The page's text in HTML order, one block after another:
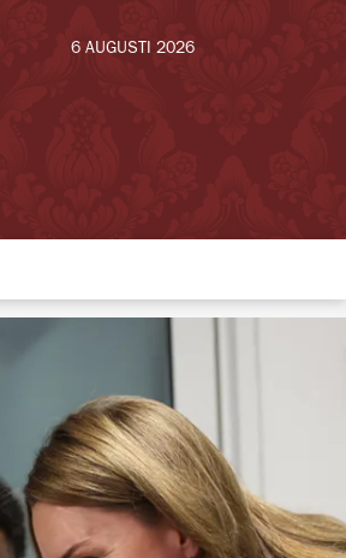
6 AUGUSTI 2026